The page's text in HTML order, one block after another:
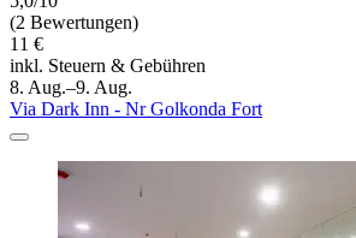
(2 Bewertungen)
11 €
inkl. Steuern & Gebühren
8. Aug.–9. Aug.
Via Dark Inn - Nr Golkonda Fort